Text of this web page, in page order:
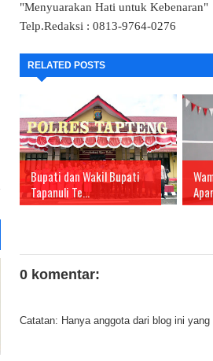
"Menyuarakan Hati untuk Kebenaran"
Telp.Redaksi : 0813-9764-0276
RELATED POSTS
Bupati dan Wakil Bupati
Tapanuli Te...
0 komentar:
Catatan: Hanya anggota dari blog ini